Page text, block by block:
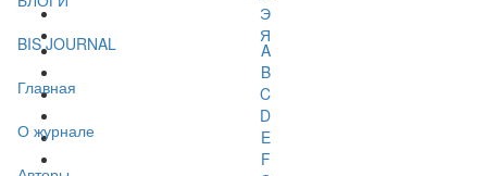
BIS JOURNAL
Главная
О журнале
Э
Я
A
B
C
D
E
F